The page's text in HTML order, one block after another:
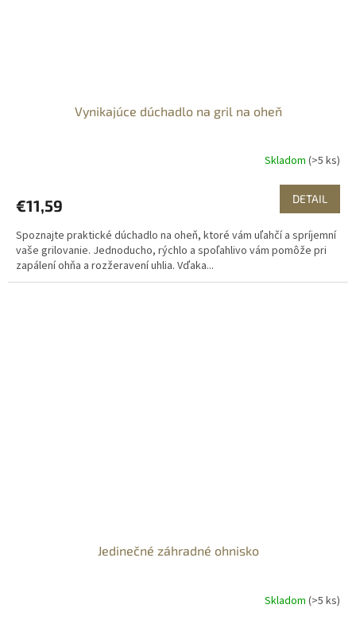
Vynikajúce dúchadlo na gril na oheň
Skladom (>5 ks)
€11,59 DETAIL
Spoznajte praktické dúchadlo na oheň, ktoré vám uľahčí a spríjemní
vaše grilovanie. Jednoducho, rýchlo a spoľahlivo vám pomôže pri
zapálení ohňa a rozžeravení uhlia. Vďaka...
Jedinečné záhradné ohnisko
Skladom (>5 ks)